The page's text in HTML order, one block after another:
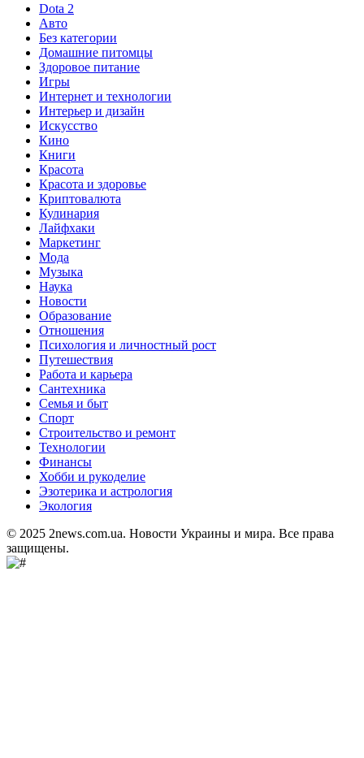
Dota 2
Авто
Без категории
Домашние питомцы
Здоровое питание
Игры
Интернет и технологии
Интерьер и дизайн
Искусство
Кино
Книги
Красота
Красота и здоровье
Криптовалюта
Кулинария
Лайфхаки
Маркетинг
Мода
Музыка
Наука
Новости
Образование
Отношения
Психология и личностный рост
Путешествия
Работа и карьера
Сантехника
Семья и быт
Спорт
Строительство и ремонт
Технологии
Финансы
Хобби и рукоделие
Эзотерика и астрология
Экология
© 2025 2news.com.ua. Новости Украины и мира. Все права
защищены.